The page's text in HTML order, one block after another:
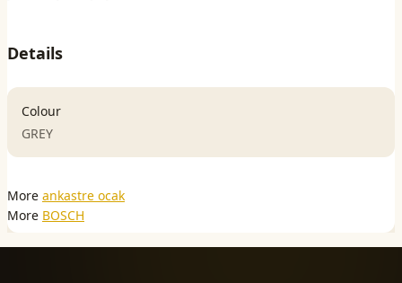
Details
Colour
GREY
More ankastre ocak
More BOSCH